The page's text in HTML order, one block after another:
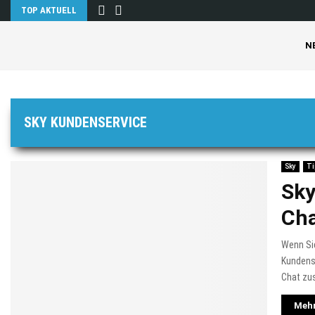
TOP AKTUELL
SKY KUNDENSERVICE
Sky
Wenn
Chat